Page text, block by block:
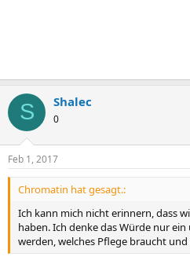
S Shalec
0
Feb 1, 2017
Chromatin hat gesagt.:
Ich kann mich nicht erinnern, dass
haben. Ich denke das Würde nur
werden, welches Pflege braucht